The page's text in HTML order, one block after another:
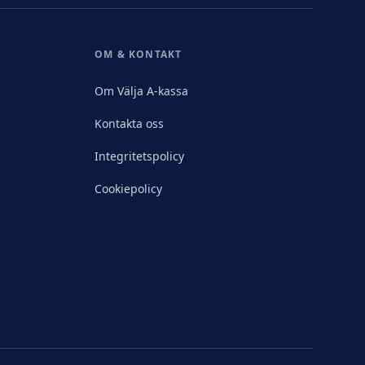
OM & KONTAKT
Om Välja A-kassa
Kontakta oss
Integritetspolicy
Cookiepolicy